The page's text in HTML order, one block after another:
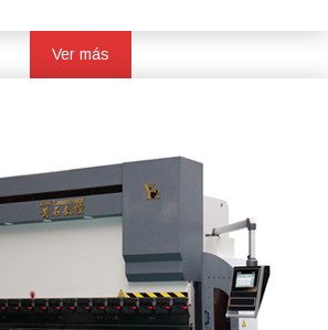
Ver más